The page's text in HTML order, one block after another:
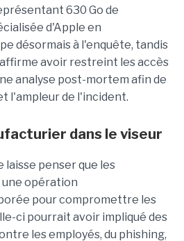
630 Go de
d'Apple en
désormais à l'enquête, tandis
avoir restreint les accès
analyse post-mortem afin de
l'ampleur de l'incident.
dans le viseur
laisse penser que les
opération
pour compromettre les
ci pourrait avoir impliqué des
les employés, du phishing,